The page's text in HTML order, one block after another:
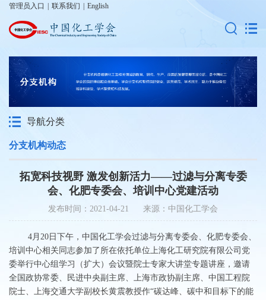
管理员入口 联系我们 English
导航分类
分支机构动态
拓宽科技视野 激发创新活力——过滤与分离专委
会、化肥专委会、培训中心党建活动
发布时间：2021-04-21 来源：中国化工学会
4月20日下午，中国化工学会过滤与分离专委会、化肥专委会、
培训中心相关同志参加了所在依托单位上海化工研究院有限公司党
委举行中心组学习（扩大）会议暨院士专家大讲堂专题讲座，邀请
全国政协常委、民进中央副主席、上海市政协副主席、中国工程院
院士、上海交通大学副校长黄震教授作“碳达峰、碳中和目标下的能